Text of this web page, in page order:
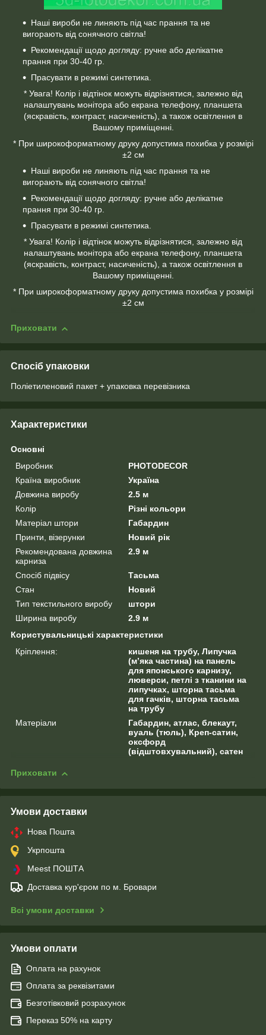
Наші вироби не линяють під час прання та не
вигорають від сонячного світла!
Рекомендації щодо догляду: ручне або делікатне
прання при 30-40 гр.
Прасувати в режимі синтетика.
* Увага! Колір і відтінок можуть відрізнятися, залежно від
налаштувань монітора або екрана телефону, планшета
(яскравість, контраст, насиченість), а також освітлення в
Вашому приміщенні.
* При широкоформатному друку допустима похибка у розмірі
±2 см
Наші вироби не линяють під час прання та не
вигорають від сонячного світла!
Рекомендації щодо догляду: ручне або делікатне
прання при 30-40 гр.
Прасувати в режимі синтетика.
* Увага! Колір і відтінок можуть відрізнятися, залежно від
налаштувань монітора або екрана телефону, планшета
(яскравість, контраст, насиченість), а також освітлення в
Вашому приміщенні.
* При широкоформатному друку допустима похибка у розмірі
±2 см
Приховати
Спосіб упаковки
Поліетиленовий пакет + упаковка перевізника
Характеристики
Основні
Виробник
PHOTODECOR
Країна виробник
Україна
Довжина виробу
2.5 м
Колір
Різні кольори
Матеріал штори
Габардин
Принти, візерунки
Новий рік
Рекомендована довжина
карниза
2.9 м
Спосіб підвісу
Тасьма
Стан
Новий
Тип текстильного виробу
штори
Ширина виробу
2.9 м
Користувальницькі характеристики
Кріплення:
кишеня на трубу, Липучка
(м’яка частина) на панель
для японського карнизу,
люверси, петлі з тканини на
липучках, шторна тасьма
для гачків, шторна тасьма
на трубу
Матеріали
Габардин, атлас, блекаут,
вуаль (тюль), Креп-сатин,
оксфорд
(відштовхувальний), сатен
Приховати
Умови доставки
Нова Пошта
Укрпошта
Meest ПОШТА
Доставка кур'єром по м. Бровари
Всі умови доставки
Умови оплати
Оплата на рахунок
Оплата за реквізитами
Безготівковий розрахунок
Переказ 50% на карту